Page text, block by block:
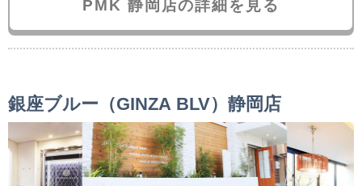
PMK 静岡店の詳細を見る
銀座ブルー（GINZA BLV）静岡店